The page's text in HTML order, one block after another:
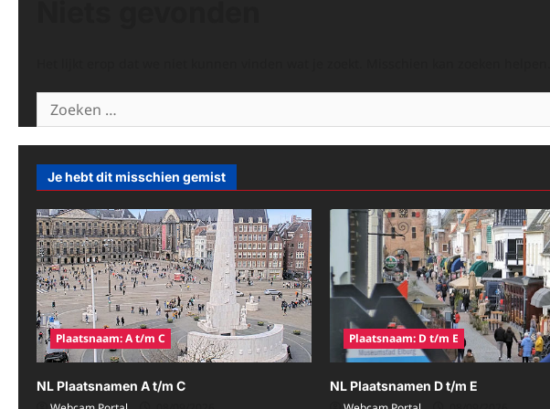
Zoeken
naar:
Je hebt dit misschien gemist
Plaatsnaam: A t/m C
NL Plaatsnamen A t/m C
Plaatsnaam: D t/m E
NL Plaatsnamen D t/m E